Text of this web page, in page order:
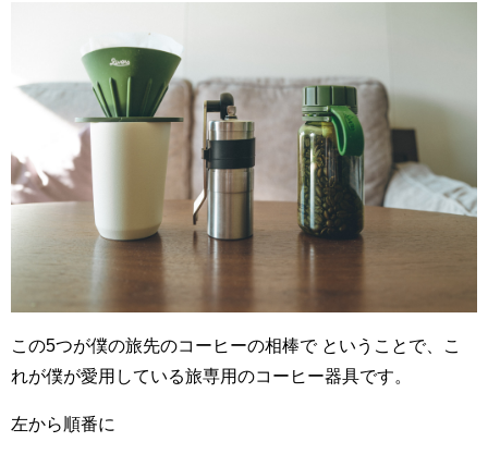
この5つが僕の旅先のコーヒーの相棒で ということで、こ
れが僕が愛用している旅専用のコーヒー器具です。
左から順番に